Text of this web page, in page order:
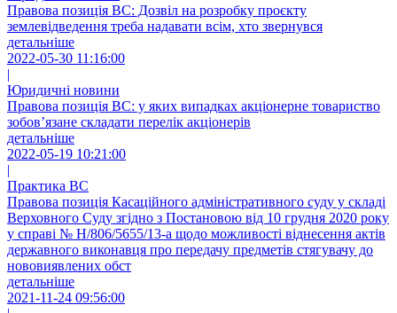
Правова позиція ВС: Дозвіл на розробку проєкту
землевідведення треба надавати всім, хто звернувся
детальніше
2022-05-30 11:16:00
|
Юридичні новини
Правова позиція ВС: у яких випадках акціонерне товариство
зобов’язане складати перелік акціонерів
детальніше
2022-05-19 10:21:00
|
Практика ВС
Правова позиція Касаційного адміністративного суду у складі
Верховного Суду згідно з Постановою від 10 грудня 2020 року
у справі № Н/806/5655/13-а щодо можливості віднесення актів
державного виконавця про передачу предметів стягувачу до
нововиявлених обст
детальніше
2021-11-24 09:56:00